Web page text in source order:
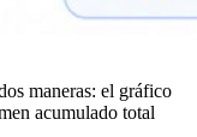
maneras: el gráfico
acumulado total